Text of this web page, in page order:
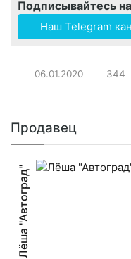
Подписывайтесь
Наш Telegram
06.01.2020 344
Продавец
Лёша "Автоград"